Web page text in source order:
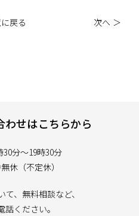
戻る 次へ ＞
わせはこちらから
分～19時30分
休（不定休）
、無料相談など、
話ください。